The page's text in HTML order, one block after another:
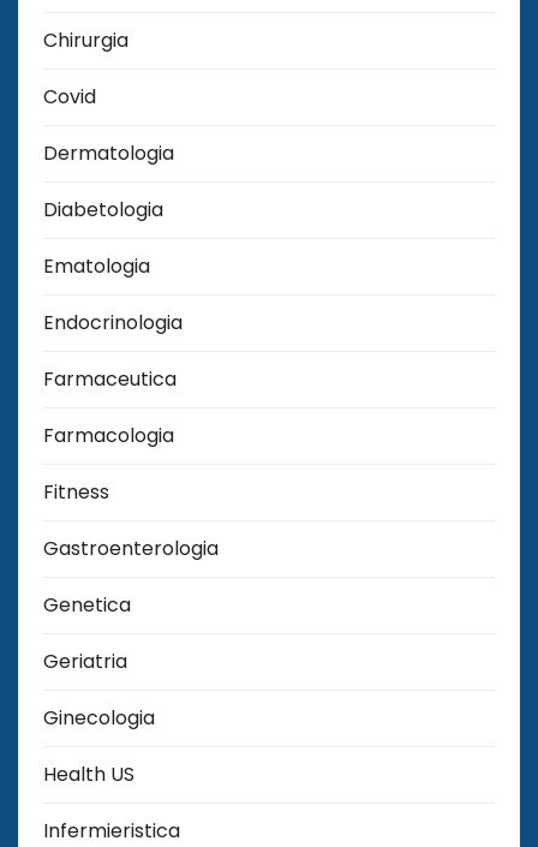
Chirurgia
Covid
Dermatologia
Diabetologia
Ematologia
Endocrinologia
Farmaceutica
Farmacologia
Fitness
Gastroenterologia
Genetica
Geriatria
Ginecologia
Health US
Infermieristica